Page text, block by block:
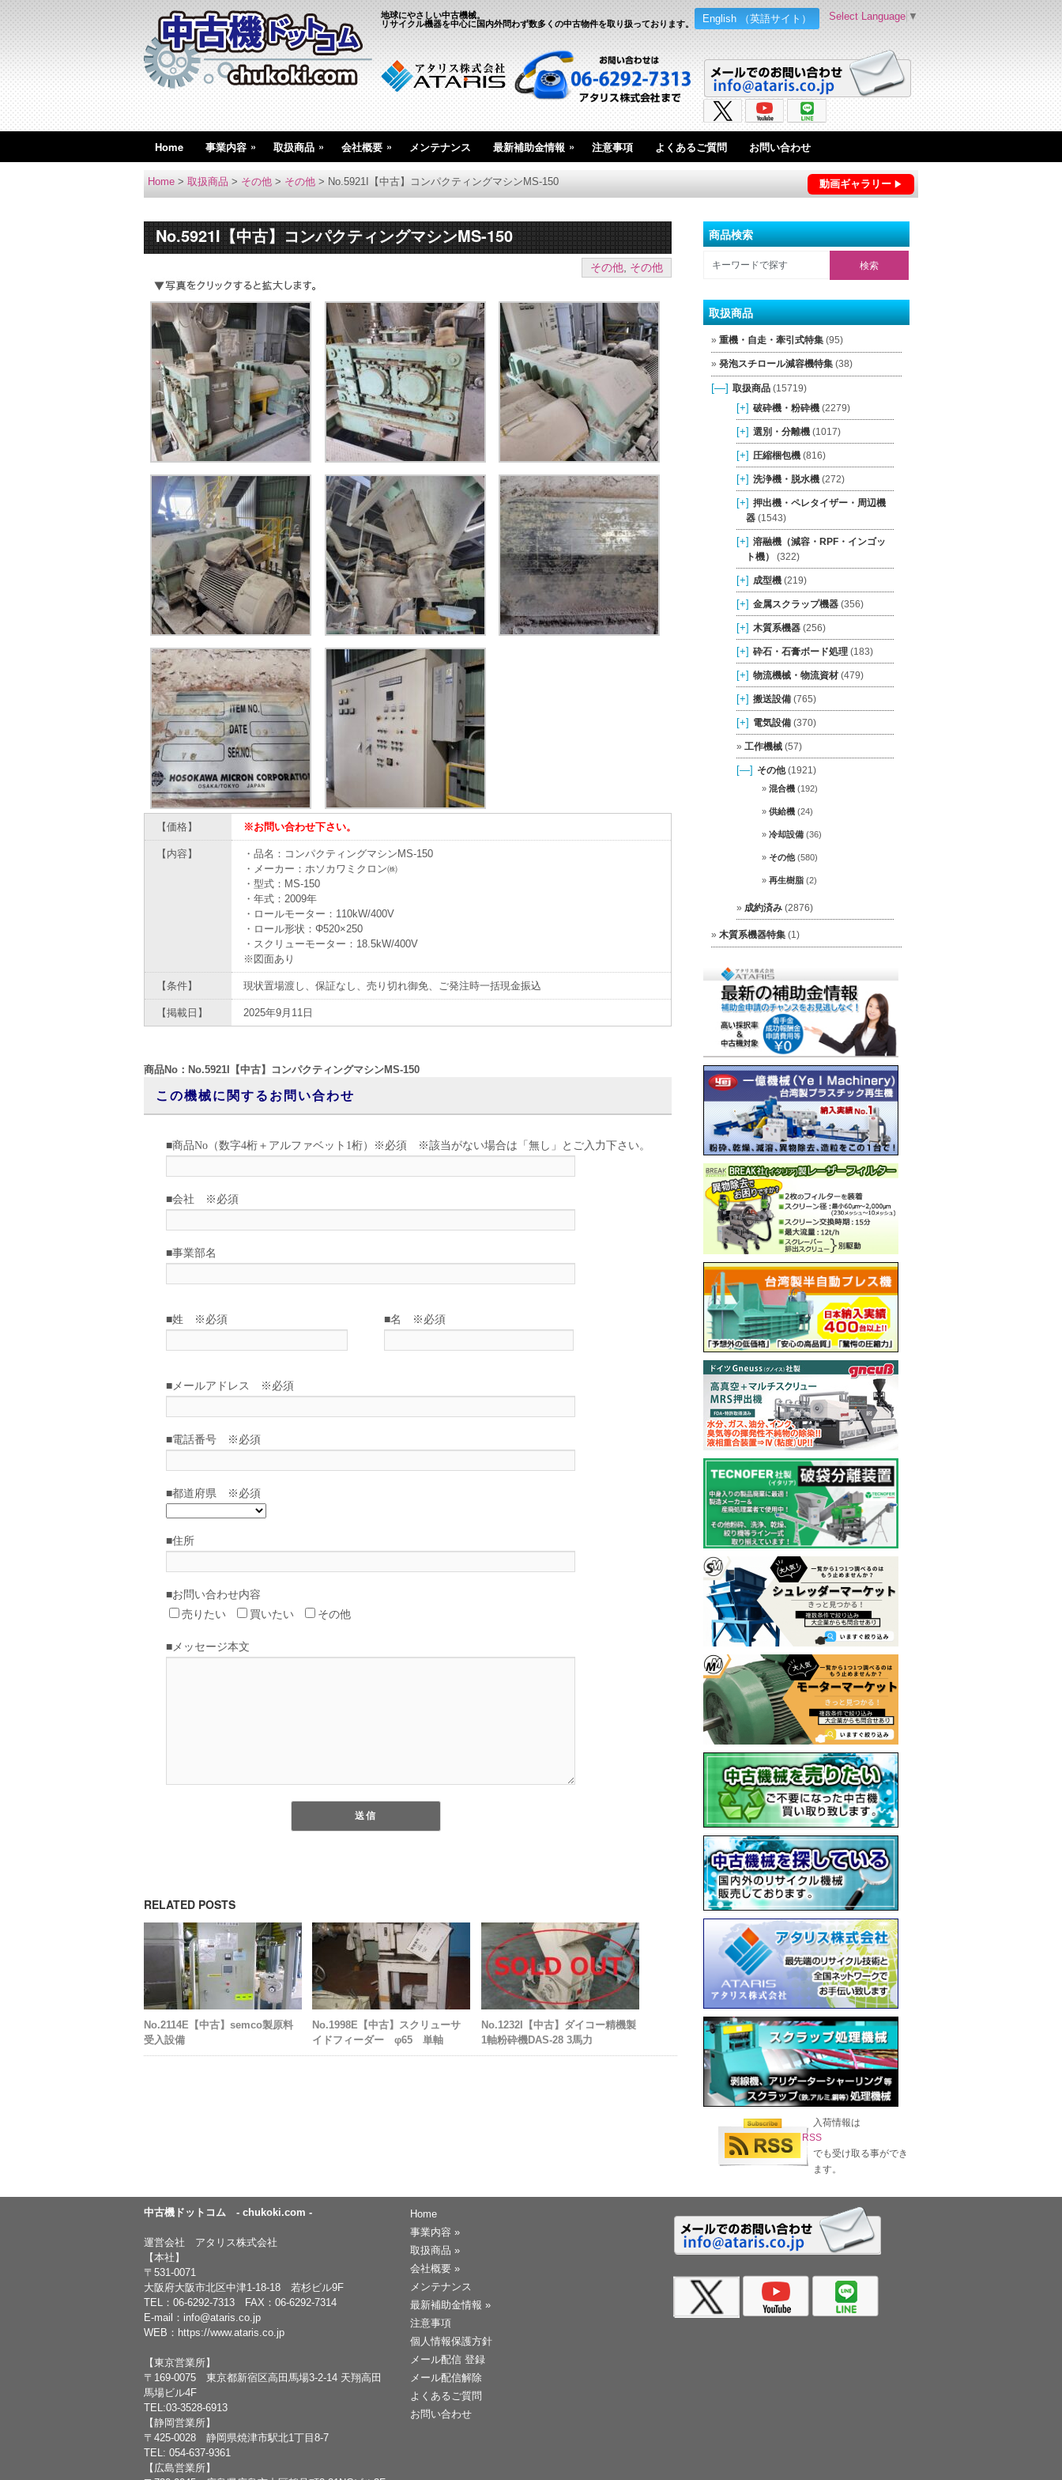
English （英語サイト）
地球にやさしい中古機械。
リサイクル機器を中心に国内外問わず数多くの中古物件を取り扱っております。
Select Language ▼
Home 事業内容 » 取扱商品 » 会社概要 » メンテナンス 最新補助金情報 » 注意事項 よくあるご質問 お問い合わせ
動画ギャラリー
Home > 取扱商品 > その他 > その他 > No.5921I【中古】コンパクティングマシンMS-150
No.5921I【中古】コンパクティングマシンMS-150
その他, その他
【価格】 ※お問い合わせ下さい。
【内容】
・品名：コンパクティングマシンMS-150
・メーカー：ホソカワミクロン㈱
・型式：MS-150
・年式：2009年
・ロールモーター：110kW/400V
・ロール形状：Φ520×250
・スクリューモーター：18.5kW/400V
※図面あり
【条件】 現状置場渡し、保証なし、売り切れ御免、ご発注時一括現金振込
【掲載日】 2025年9月11日
商品No：No.5921I【中古】コンパクティングマシンMS-150
この機械に関するお問い合わせ
RELATED POSTS
No.2114E【中古】semco製原料
受入設備
No.1998E【中古】スクリューサ
イドフィーダー φ65 単軸
No.1232I【中古】ダイコー精機製
1軸粉砕機DAS-28 3馬力
商品検索
取扱商品
重機・自走・牽引式特集(95)
発泡スチロール減容機特集(38)
[—] 取扱商品(15719)
[+] 破砕機・粉砕機(2279)
[+] 選別・分離機(1017)
[+] 圧縮梱包機(816)
[+] 洗浄機・脱水機(272)
[+] 押出機・ペレタイザー・周辺機
器(1543)
[+] 溶融機（減容・RPF・インゴッ
ト機）
(322)
[+] 成型機(219)
[+] 金属スクラップ機器(356)
[+] 木質系機器(256)
[+] 砕石・石膏ボード処理(183)
[+] 物流機械・物流資材(479)
[+] 搬送設備(765)
[+] 電気設備(370)
工作機械(57)
[—] その他(1921)
混合機(192)
供給機(24)
冷却設備(36)
その他(580)
再生樹脂(2)
成約済み(2876)
木質系機器特集(1)
入荷情報は
RSS
でも受け取る事ができ
ます。
中古機ドットコム - chukoki.com -
運営会社 アタリス株式会社
【本社】
〒531-0071
大阪府大阪市北区中津1-18-18 若杉ビル9F
TEL： 06-6292-7313 FAX：06-6292-7314
E-mail： info@ataris.co.jp
WEB： https://www.ataris.co.jp
【東京営業所】
〒169-0075 東京都新宿区高田馬場3-2-14 天翔高田
馬場ビル4F
TEL:03-3528-6913
【静岡営業所】
〒425-0028 静岡県焼津市駅北1丁目8-7
TEL: 054-637-9361
【広島営業所】
Home
事業内容 »
取扱商品 »
会社概要 »
メンテナンス
最新補助金情報 »
注意事項
個人情報保護方針
メール配信 登録
メール配信解除
よくあるご質問
お問い合わせ